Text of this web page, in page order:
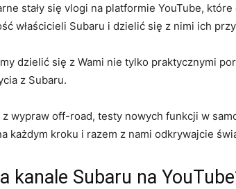
⁢stały się vlogi na ⁢platformie YouTube,
właścicieli Subaru⁤ i dzielić się z ​nimi ich
dzielić się z Wami nie tylko ⁣praktycznymi​
z Subaru.
wypraw off-road, testy nowych ‌funkcji w
każdym ‍kroku i razem z nami odkrywajcie
⁢kanale ​Subaru na